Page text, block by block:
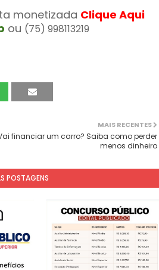
monetizada Clique Aqui
ou (75) 998113219
MAIS RECENTES
financiar um carro? Saiba como perder
menos dinheiro
POSTAGENS